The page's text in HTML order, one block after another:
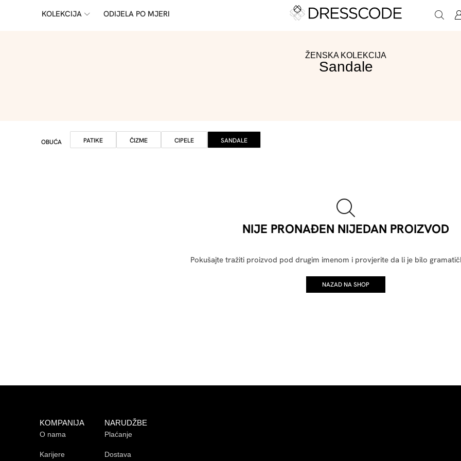
KOLEKCIJA ODIJELA PO MJERI
ŽENSKA KOLEKCIJA
Sandale
OBUĆA PATIKE ČIZME CIPELE SANDALE
NIJE PRONAĐEN NIJEDAN PROIZVOD
Pokušajte tražiti proizvod pod drugim imenom i provjerite da li je bilo
NAZAD NA SHOP
KOMPANIJA
O nama
Karijere
NARUDŽBE
Plaćanje
Dostava